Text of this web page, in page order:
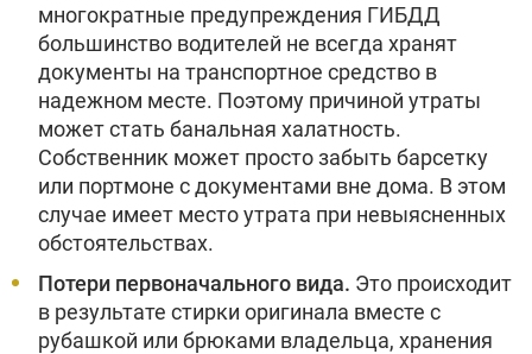
многократные предупреждения ГИБДД
большинство водителей не всегда хранят
документы на транспортное средство в
надежном месте. Поэтому причиной утраты
может стать банальная халатность.
Собственник может просто забыть барсетку
или портмоне с документами вне дома. В этом
случае имеет место утрата при невыясненных
обстоятельствах.
Потери первоначального вида. Это происходит
в результате стирки оригинала вместе с
рубашкой или брюками владельца, хранения